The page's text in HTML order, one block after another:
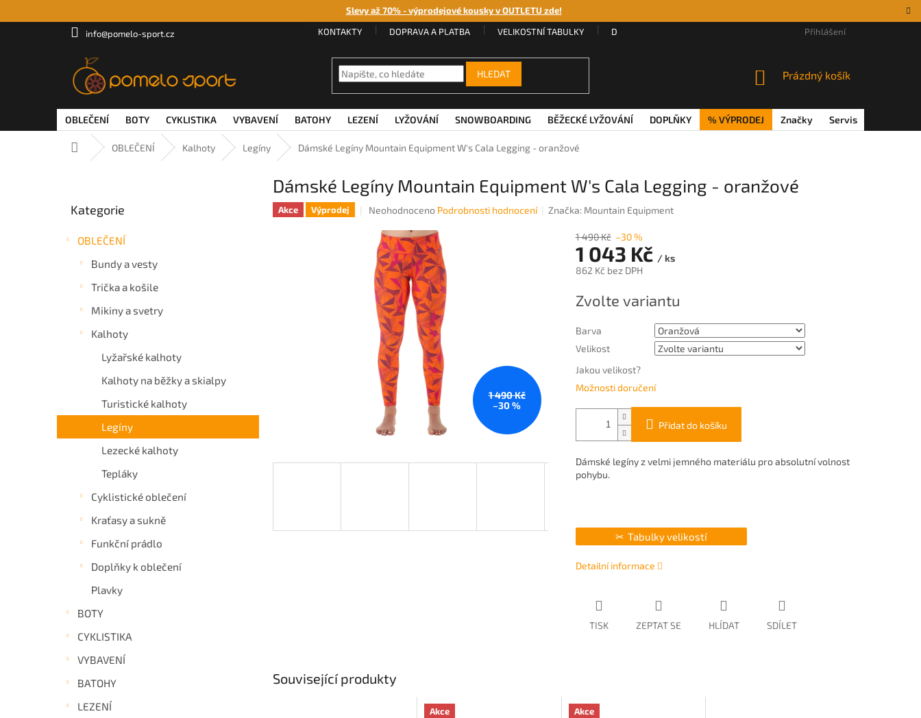
Slevy až 70% - výprodejové kousky v OUTLETU zde!
info@pomelo-sport.cz KONTAKTY DOPRAVA A PLATBA VELIKOSTNÍ TABULKY DÁRKOVÉ POUKAZY VĚRNOSTNÍ PROGRAM
Přihlášení
HLEDAT
NÁKUPNÍ
Prázdný košík
OBLEČENÍ BOTY CYKLISTIKA VYBAVENÍ BATOHY LEZENÍ LYŽOVÁNÍ SNOWBOARDING BĚŽECKÉ LYŽOVÁNÍ DOPLŇKY % VÝPRODEJ Značky Servis
Domů OBLEČENÍ Kalhoty Legíny Dámské Legíny Mountain Equipment W's Cala Legging - oranžové
kategorie
Kategorie
OBLEČENÍ
Bundy a vesty
Trička a košile
Mikiny a svetry
Kalhoty
Lyžařské kalhoty
Kalhoty na běžky a skialpy
Turistické kalhoty
Legíny
Lezecké kalhoty
Tepláky
Cyklistické oblečení
Kraťasy a sukně
Funkční prádlo
Doplňky k oblečení
Plavky
BOTY
CYKLISTIKA
VYBAVENÍ
BATOHY
LEZENÍ
Dámské Legíny Mountain Equipment W's Cala Legging - oranžové
Akce Výprodej
Průměrné
produktu
0,0
hvězdiček.
Neohodnoceno Podrobnosti hodnocení Značka: Mountain Equipment
1 490 Kč
–30 %
1 490 Kč –30 %
1 043 Kč / ks
862 Kč bez DPH
cena:
Zvolte variantu
Barva
Velikost
Jakou velikost?
Možnosti doručení
Přidat do košíku
Dámské legíny z velmi jemného materiálu pro absolutní volnost
pohybu.
Tabulky velikostí
Detailní informace
TISK ZEPTAT SE HLÍDAT SDÍLET
Související produkty
Akce
Akce